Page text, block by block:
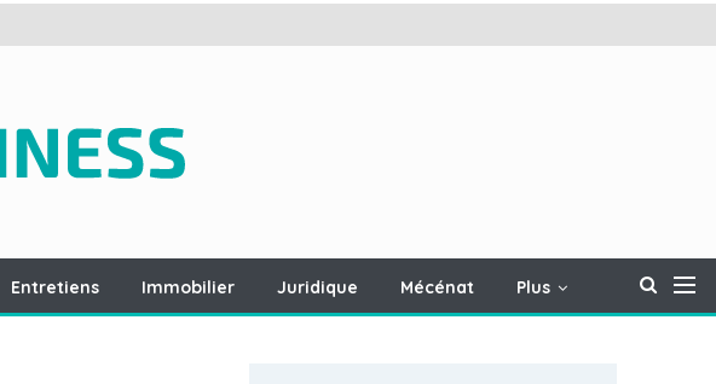
Entretiens Immobilier Juridique Mécénat Plus